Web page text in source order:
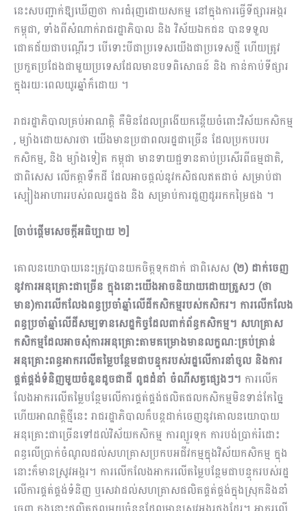
នេះសបញ្ជាក់ឱ្យឃើញថា ការជំរុញ​ដោយ​សកម្ម​ នៅក្នុង​ការ​ធ្វើទីផ្សារអង្ករ
កម្ពុជា, ទាំងពី​សំណាក់​រាជរដ្ឋាភិបាល និង វិស័យឯកជន បានទទួល​
ជោគជ័យជាបណ្តើរៗ បើទោះបីជាប្រទេសយើងជាប្រទេសថ្មី ហើយ​​ត្រូវ​
ប្រកួតប្រជែងជាមួយប្រទេសដែលមានបទពិសោធន៍ និង កាន់កាប់ទីផ្សារ
ក្នុងរយៈពេលយូរឆ្នាំក៏ដោយ​ ។
រាជរដ្ឋាភិបាល​គ្រប់អាណត្តិ គឺមិនដែលព្រងើយកន្តើយចំពោះវិស័យកសិកម្ម​
, ម្យ៉ាងដោយសារថា យើង​មាន​ប្រជាពលរដ្ឋ​ជាច្រើន​ ដែល​ប្រកបរបរ
កសិកម្ម, និង ម្យ៉ាងទៀត កម្ពុជា មានទាយជ្ជទានគាប់ប្រសើរ​ពី​​ធម្មជាតិ,
ជាពិសេស លើ​កត្តា​ទឹកដី ដែល​អាច​ផ្តល់​នូវ​កសិផលឥតដាច់ សម្រាប់ជា
ស្បៀងអាហាររបស់ពលរដ្ឋផង និង សម្រាប់ការជួញដូររកកម្រៃផង ។
[ចាប់ផ្តើមសេចក្តីអធិប្បាយ ២]
គោលនយោបាយនេះត្រូវបានយកចិត្តទុកដាក់ ជាពិសេស (២) ដាក់ចេញ
នូវការអនុគ្រោះជាច្រើន ក្នុងនោះយើងអាចនិយាយដោយត្រួសៗ (ថា
មាន)ការលើកលែងពន្ធប្រចាំឆ្នាំលើដីកសិកម្មរបស់កសិករ។ ការលើកលែង
ពន្ធប្រចាំឆ្នាំលើដីសម្បទានសេដ្ឋកិច្ចដែលពាក់ព័ន្ធកសិកម្ម។ សហគ្រាស
កសិកម្មដែលអាចសុំការអនុគ្រោះតាមគម្រោងមានលក្ខណៈគ្រប់គ្រាន់
អនុគ្រោះពន្ធអាករលើតម្លៃបន្ថែមជាបន្ទុករបស់រដ្ឋលើការនាំចូល និងការ
ផ្គត់ផ្គង់ទំនិញមួយចំនួនដូចជាជី ពូជដំនាំ ចំណីសត្វផ្សេងៗ។ ការលើក
លែងអាករលើតម្លៃបន្ថែមលើការផ្គត់ផ្គង់ផលិតផលកសិកម្មមិនទាន់កែច្នៃ
ហើយអាណត្តិថ្មីនេះ រាជរដ្ឋាភិបាលក៏បន្តដាក់ចេញនូវគោលនយោ​បាយ​
អនុគ្រោះជាច្រើនទៅដល់វិស័យកសិកម្ម ការព្យួរទុក ការបង់ប្រាក់រំដោះ
ពន្ធលើប្រាក់ចំណូលដល់សហគ្រាសប្រកបអជីវកម្មក្នុងវិស័យកសិកម្ម ក្នុង
នោះក៏មានស្រូវអង្ករ។ ការលើកលែងអាករលើតម្លៃបន្ថែមជាបន្ទុករបស់រដ្ឋ
លើការផ្គត់ផ្គង់ទំនិញ ឬសេវាដល់សហគ្រាសផលិតផ្គត់ផ្គង់ក្នុងស្រុកនិងនាំ